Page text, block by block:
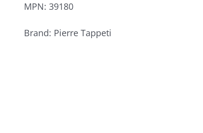
MPN: 39180
Brand: Pierre Tappeti